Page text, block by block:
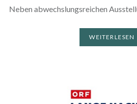
Neben abwechslungsreichen
WEITERLESEN